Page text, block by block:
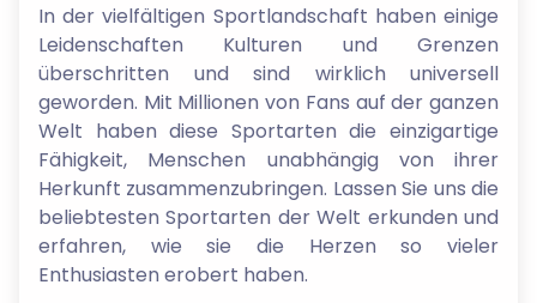
In der vielfältigen Sportlandschaft haben einige
Leidenschaften Kulturen und Grenzen
überschritten und sind wirklich universell
geworden. Mit Millionen von Fans auf der ganzen
Welt haben diese Sportarten die einzigartige
Fähigkeit, Menschen unabhängig von ihrer
Herkunft zusammenzubringen. Lassen Sie uns die
beliebtesten Sportarten der Welt erkunden und
erfahren, wie sie die Herzen so vieler
Enthusiasten erobert haben.